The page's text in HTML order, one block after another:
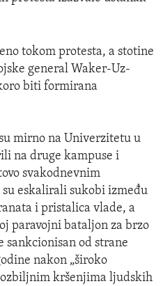
tokom protesta, a stotine
general Waker-Uz-
biti formirana
mirno na Univerzitetu u
na druge kampuse i
svakodnevnim
eskalirali sukobi između
i pristalica vlade, a
paravojni bataljon za brzo
sankcionisan od strane
nakon „široko
kršenjima ljudskih